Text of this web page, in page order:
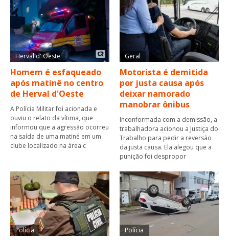
Herval d' Oeste
Homem é esfaqueado
após matinê no centro
de Herval d'Oeste
A Polícia Militar foi acionada e
ouviu o relato da vítima, que
informou que a agressão ocorreu
na saída de uma matiné em um
clube localizado na área c
Geral
Motorista é demitida
por justa causa após
deixar namorado
manobrar ônibus
Inconformada com a demissão, a
trabalhadora acionou a Justiça do
Trabalho para pedir a reversão
da justa causa. Ela alegou que a
punição foi despropor
Polícia Polícia